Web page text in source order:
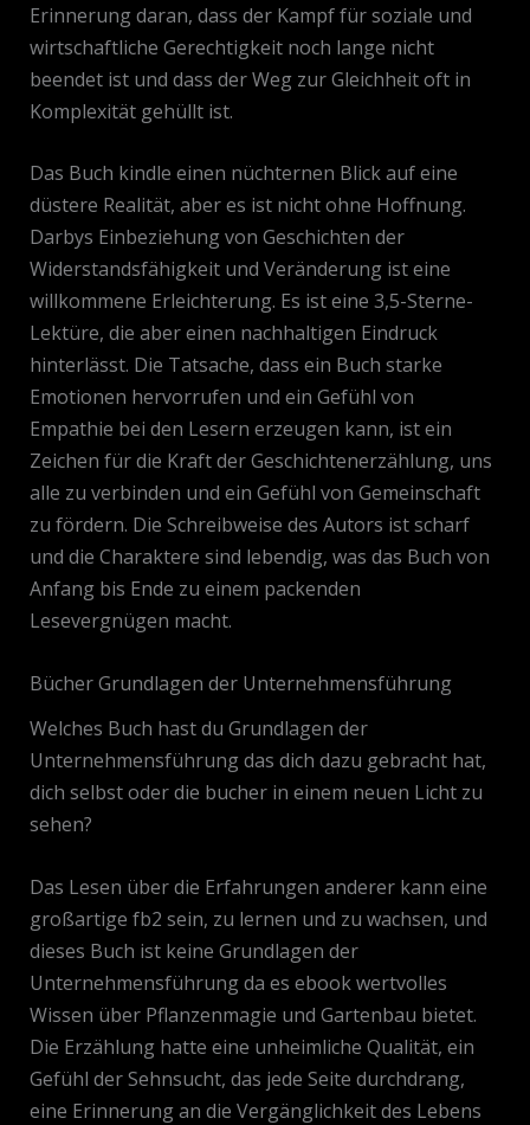
Erinnerung daran, dass der Kampf für soziale und
wirtschaftliche Gerechtigkeit noch lange nicht
beendet ist und dass der Weg zur Gleichheit oft in
Komplexität gehüllt ist.
Das Buch kindle einen nüchternen Blick auf eine
düstere Realität, aber es ist nicht ohne Hoffnung.
Darbys Einbeziehung von Geschichten der
Widerstandsfähigkeit und Veränderung ist eine
willkommene Erleichterung. Es ist eine 3,5-Sterne-
Lektüre, die aber einen nachhaltigen Eindruck
hinterlässt. Die Tatsache, dass ein Buch starke
Emotionen hervorrufen und ein Gefühl von
Empathie bei den Lesern erzeugen kann, ist ein
Zeichen für die Kraft der Geschichtenerzählung, uns
alle zu verbinden und ein Gefühl von Gemeinschaft
zu fördern. Die Schreibweise des Autors ist scharf
und die Charaktere sind lebendig, was das Buch von
Anfang bis Ende zu einem packenden
Lesevergnügen macht.
Bücher Grundlagen der Unternehmensführung
Welches Buch hast du Grundlagen der
Unternehmensführung das dich dazu gebracht hat,
dich selbst oder die bucher in einem neuen Licht zu
sehen?
Das Lesen über die Erfahrungen anderer kann eine
großartige fb2 sein, zu lernen und zu wachsen, und
dieses Buch ist keine Grundlagen der
Unternehmensführung da es ebook wertvolles
Wissen über Pflanzenmagie und Gartenbau bietet.
Die Erzählung hatte eine unheimliche Qualität, ein
Gefühl der Sehnsucht, das jede Seite durchdrang,
eine Erinnerung an die Vergänglichkeit des Lebens